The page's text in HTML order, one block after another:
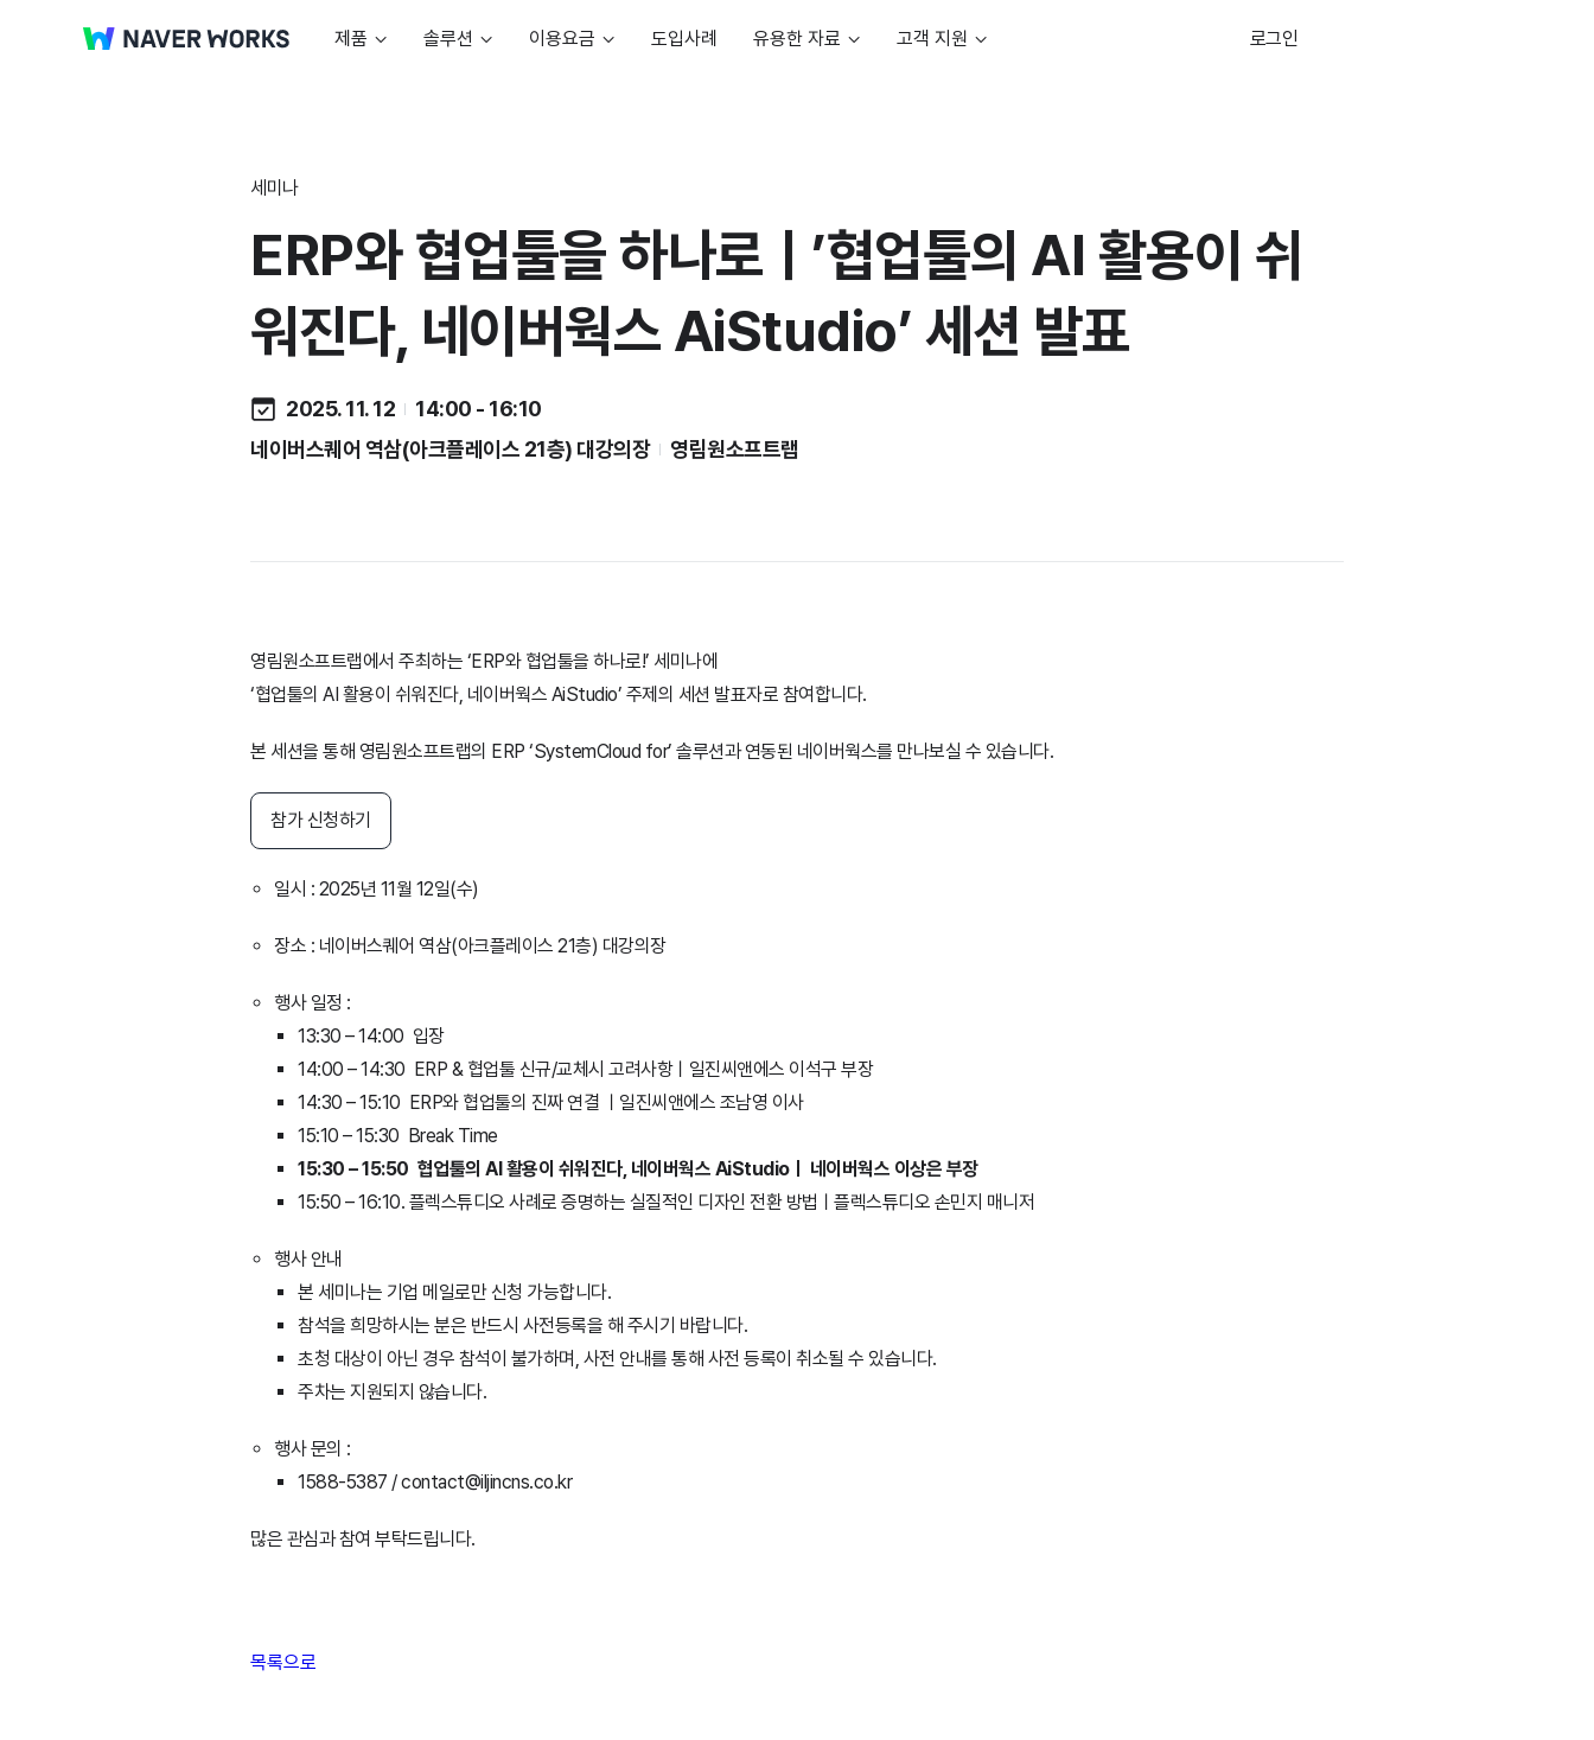
제품 솔루션 이용요금 도입사례 유용한 자료 고객 지원 로그인
세미나
ERP와 협업툴을 하나로ㅣ’협업툴의 AI 활용이 쉬
워진다, 네이버웍스 AiStudio’ 세션 발표
2025. 11. 12
14:00 - 16:10
네이버스퀘어 역삼(아크플레이스 21층) 대강의장
영림원소프트랩
영림원소프트랩에서 주최하는 ‘ERP와 협업툴을 하나로!’ 세미나에
‘협업툴의 AI 활용이 쉬워진다, 네이버웍스 AiStudio’ 주제의 세션 발표자로 참여합니다.
본 세션을 통해 영림원소프트랩의 ERP ‘SystemCloud for’ 솔루션과 연동된 네이버웍스를 만나보실 수 있습니다.
참가 신청하기
일시 : 2025년 11월 12일(수)
장소 : 네이버스퀘어 역삼(아크플레이스 21층) 대강의장
행사 일정 :
13:30 – 14:00 입장
14:00 – 14:30 ERP & 협업툴 신규/교체시 고려사항ㅣ일진씨앤에스 이석구 부장
14:30 – 15:10 ERP와 협업툴의 진짜 연결 ㅣ일진씨앤에스 조남영 이사
15:10 – 15:30 Break Time
15:30 – 15:50 협업툴의 AI 활용이 쉬워진다, 네이버웍스 AiStudioㅣ 네이버웍스 이상은 부장
15:50 – 16:10. 플렉스튜디오 사례로 증명하는 실질적인 디자인 전환 방법ㅣ플렉스튜디오 손민지 매니저
행사 안내
본 세미나는 기업 메일로만 신청 가능합니다.
참석을 희망하시는 분은 반드시 사전등록을 해 주시기 바랍니다.
초청 대상이 아닌 경우 참석이 불가하며, 사전 안내를 통해 사전 등록이 취소될 수 있습니다.
주차는 지원되지 않습니다.
행사 문의 :
1588-5387 / contact@iljincns.co.kr
많은 관심과 참여 부탁드립니다.
목록으로